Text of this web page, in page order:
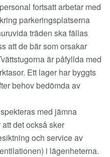
fortsatt arbetar med
parkeringsplatserna
träden ska fällas
att de bär som orsakar
är påfyllda med
Ett lager har byggts
behov bedömda av
med jämna
det också sker
och service av
i lägenheterna.